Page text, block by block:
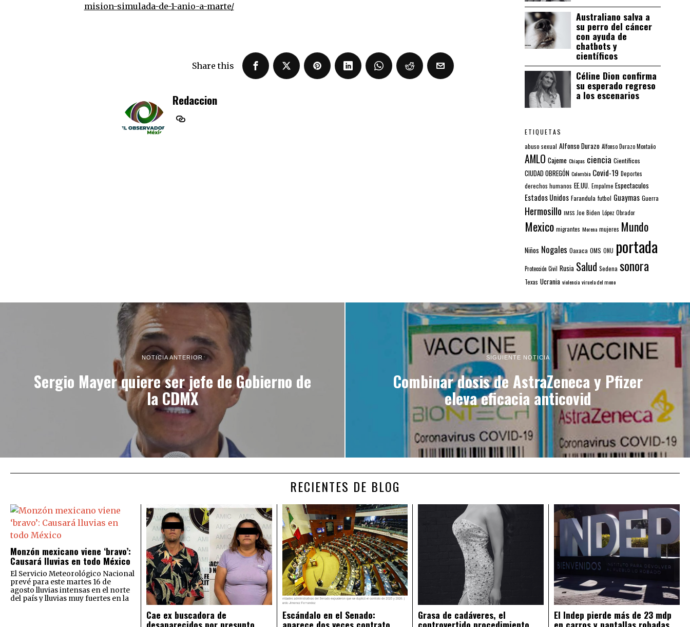
mision-simulada-de-1-anio-a-marte/
Share this
Redaccion
Australiano salva a
su perro del cáncer
con ayuda de
chatbots y
científicos
Céline Dion confirma
su esperado regreso
a los escenarios
ETIQUETAS
abuso sexual Alfonso Durazo Alfonso Durazo Montaño
AMLO Cajeme Chiapas ciencia Científicos
CIUDAD OBREGÓN Colombia Covid-19 Deportes
derechos humanos EE.UU. Empalme Espectaculos
Estados Unidos Farandula futbol Guaymas Guerra
Hermosillo IMSS Joe Biden López Obrador
Mexico migrantes Morena mujeres Mundo
Niños Nogales Oaxaca OMS ONU portada
Protección Civil Rusia Salud Sedena sonora
Texas Ucrania violencia viruela del mono
NOTICIA ANTERIOR
Sergio Mayer quiere ser jefe de Gobierno de
la CDMX
SIGUIENTE NOTICIA
Combinar dosis de AstraZeneca y Pfizer
eleva eficacia anticovid
RECIENTES DE BLOG
Monzón mexicano viene ‘bravo’:
Causará lluvias en todo México
El Servicio Meteorológico Nacional
prevé para este martes 16 de
agosto lluvias intensas en el norte
del país y lluvias muy fuertes en la
Cae ex buscadora de
desaparecidos por presunto
Escándalo en el Senado:
aparece dos veces contrato
Grasa de cadáveres, el
controvertido procedimiento
El Indep pierde más de 23 mdp
en carros y pantallas robadas